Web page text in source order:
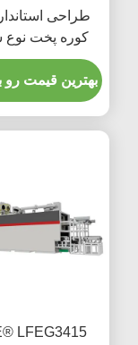
طراحی
کوره پخت نوع
بهترین قیمت رو
LFEG3415